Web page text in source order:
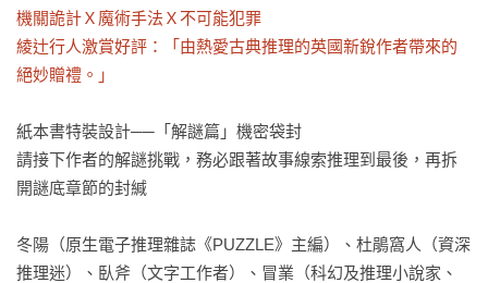
機關詭計Ｘ魔術手法Ｘ不可能犯罪
綾辻行人激賞好評：「由熱愛古典推理的英國新銳作者帶來的
絕妙贈禮。」
紙本書特裝設計──「解謎篇」機密袋封
請接下作者的解謎挑戰，務必跟著故事線索推理到最後，再拆
開謎底章節的封緘
冬陽（原生電子推理雜誌《PUZZLE》主編）、杜鵑窩人（資深
推理迷）、臥斧（文字工作者）、冒業（科幻及推理小說家、